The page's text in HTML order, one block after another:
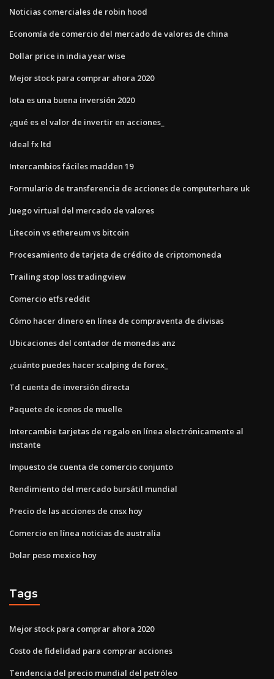
Noticias comerciales de robin hood
Economía de comercio del mercado de valores de china
Dollar price in india year wise
Mejor stock para comprar ahora 2020
Iota es una buena inversión 2020
¿qué es el valor de invertir en acciones_
Ideal fx ltd
Intercambios fáciles madden 19
Formulario de transferencia de acciones de computerhare uk
Juego virtual del mercado de valores
Litecoin vs ethereum vs bitcoin
Procesamiento de tarjeta de crédito de criptomoneda
Trailing stop loss tradingview
Comercio etfs reddit
Cómo hacer dinero en línea de compraventa de divisas
Ubicaciones del contador de monedas anz
¿cuánto puedes hacer scalping de forex_
Td cuenta de inversión directa
Paquete de iconos de muelle
Intercambie tarjetas de regalo en línea electrónicamente al
instante
Impuesto de cuenta de comercio conjunto
Rendimiento del mercado bursátil mundial
Precio de las acciones de cnsx hoy
Comercio en línea noticias de australia
Dolar peso mexico hoy
Tags
Mejor stock para comprar ahora 2020
Costo de fidelidad para comprar acciones
Tendencia del precio mundial del petróleo